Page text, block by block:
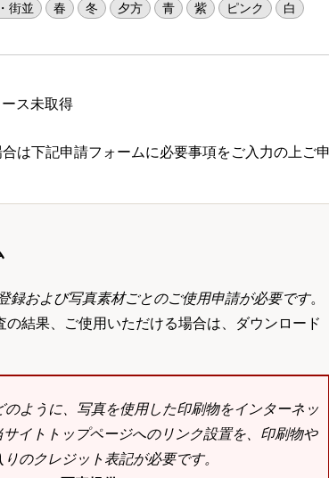
街並 春 冬 夕方 青 紫 ピンク 白
ス未取得
は下記申請フォームに必要事項をご入力の上ご
録および写真素材ごとのご使用申請が必要です。
結果、ご使用いただける場合は、ダウンロード
ように、写真を使用した印刷物をインターネッ
イトトップページへのリンク設置を、印刷物や
のクレジット表記が必要です。